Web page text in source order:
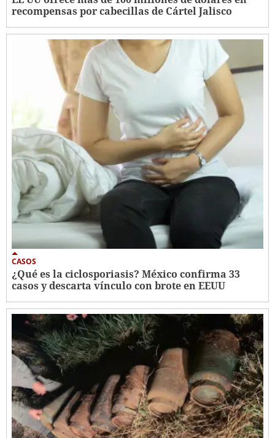
recompensas por cabecillas de Cártel Jalisco
CASOS
¿Qué es la ciclosporiasis? México confirma 33
casos y descarta vínculo con brote en EEUU